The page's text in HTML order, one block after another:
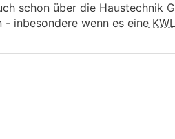
schon über die Haustechnik
- inbesondere wenn es eineKWL